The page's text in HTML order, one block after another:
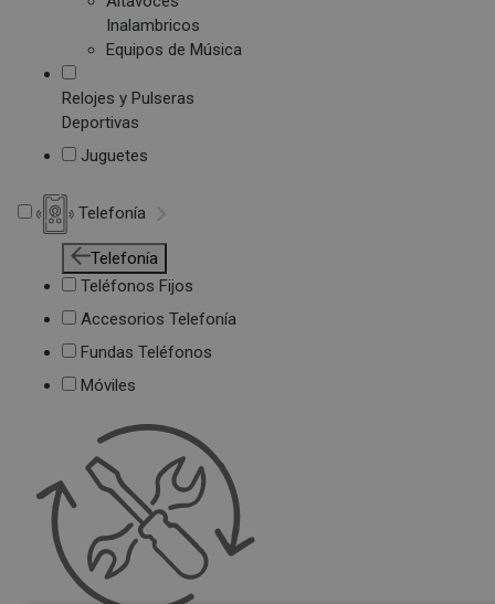
Inalambricos
Equipos de Música
Relojes y Pulseras
Deportivas
Juguetes
Telefonía
Telefonía
Teléfonos Fijos
Accesorios Telefonía
Fundas Teléfonos
Móviles